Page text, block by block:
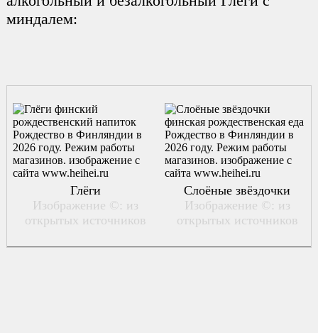
миндалем:
Глёги
Изображение ©: из
открытых источников
Слоёные звёздочки
Изображение ©: из
открытых источников